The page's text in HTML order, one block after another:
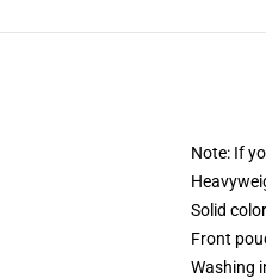
Note: If
Solid
Front
Washing